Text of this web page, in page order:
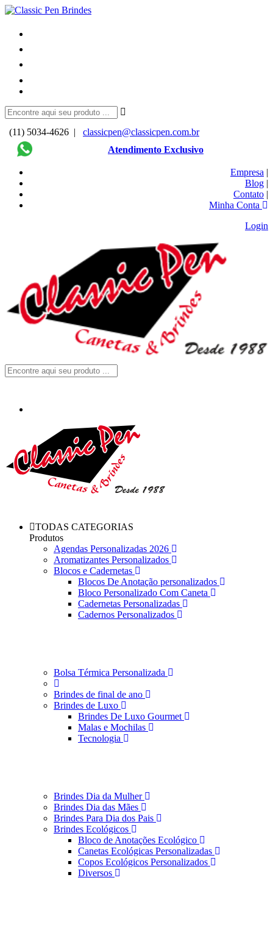
(11) 5034-4626 |
classicpen@classicpen.com.br
Atendimento Exclusivo
Empresa |
Blog |
Contato |
Minha Conta
Login
TODAS CATEGORIAS
Produtos
Agendas Personalizadas 2026
Aromatizantes Personalizados
Blocos e Cadernetas
Blocos De Anotação personalizados
Bloco Personalizado Com Caneta
Cadernetas Personalizadas
Cadernos Personalizados
Bolsa Térmica Personalizada
Brindes de final de ano
Brindes de Luxo
Brindes De Luxo Gourmet
Malas e Mochilas
Tecnologia
Brindes Dia da Mulher
Brindes Dia das Mães
Brindes Para Dia dos Pais
Brindes Ecológicos
Bloco de Anotações Ecológico
Canetas Ecológicas Personalizadas
Copos Ecológicos Personalizados
Diversos